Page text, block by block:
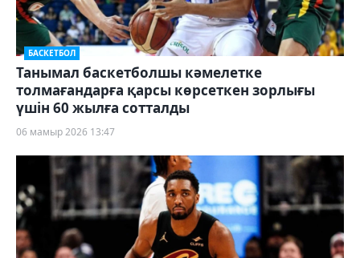
БАСКЕТБОЛ
Танымал баскетболшы кәмелетке
толмағандарға қарсы көрсеткен зорлығы
үшін 60 жылға сотталды
06 мамыр 2026 13:47